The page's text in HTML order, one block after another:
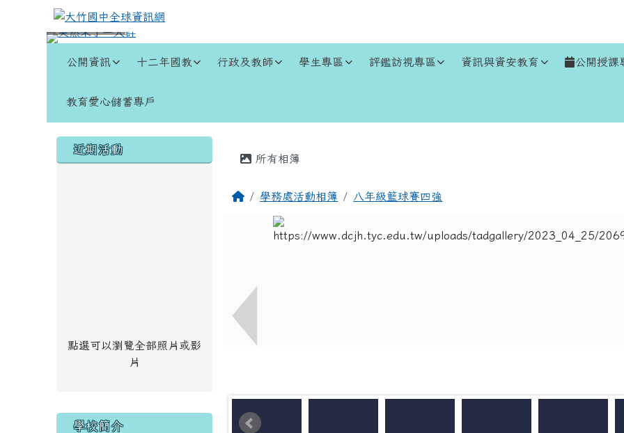
跳至主內容區
大竹國中全球資訊網
公開資訊 十二年國教 行政及教師 學生專區 評鑑訪視專區 資訊與資安教育 公開授課
教育愛心儲蓄專戶
左邊區域內容
近期活動
點選可以瀏覽全部照片或影
片
學校簡介
主內容區域
所有相簿
回首頁學務處活動相簿 八年級籃球賽四強
頁尾區域